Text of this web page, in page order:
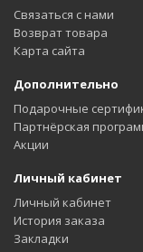
Связаться с нами
Возврат товара
Карта сайта
Дополнительно
Подарочные
Партнёрская
Акции
Личный кабинет
Личный кабинет
История заказа
Закладки